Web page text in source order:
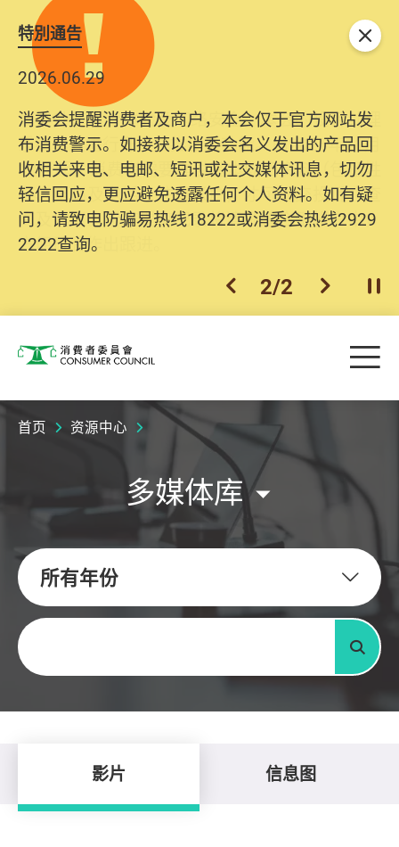
特別通告
2026.06.29
消委会提醒消费者及商户，本会仅于官方网站发
布消费警示。如接获以消委会名义发出的产品回
收相关来电、电邮、短讯或社交媒体讯息，切勿
轻信回应，更应避免透露任何个人资料。如有疑
问，请致电防骗易热线18222或消委会热线2929
2222查询。
2025.10.31
为提升使用者体验及网络安全，本会的投诉处理
系统已经进行升级及推出新功能。由2025年11月
10日起，消费者需要提供基本联络资料（包括姓
名、电邮及电话）注册帐户，才可提交投诉、查
询及建议。所有提交纪录将清晰整合于帐户中，
方便日后作出跟进。
上一个
2/2 下一个开
关闭
消费者委员会 目
首页 资源中心
多媒体库
所有年份
关键字
搜寻
影片 信息图